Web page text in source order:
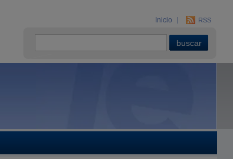
Inicio RSS